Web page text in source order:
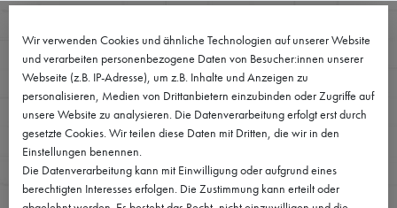
Wir verwenden Cookies und ähnliche Technologien auf unserer Website
und verarbeiten personenbezogene Daten von Besucher:innen unserer
Webseite (z.B. IP-Adresse), um z.B. Inhalte und Anzeigen zu
personalisieren, Medien von Drittanbietern einzubinden oder Zugriffe auf
unsere Website zu analysieren. Die Datenverarbeitung erfolgt erst durch
gesetzte Cookies. Wir teilen diese Daten mit Dritten, die wir in den
Einstellungen benennen.
Die Datenverarbeitung kann mit Einwilligung oder aufgrund eines
berechtigten Interesses erfolgen. Die Zustimmung kann erteilt oder